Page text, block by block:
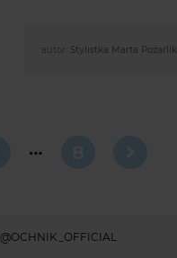
autor: Stylistka Marta Pożarlik
…
@OCHNIK_OFFICIAL